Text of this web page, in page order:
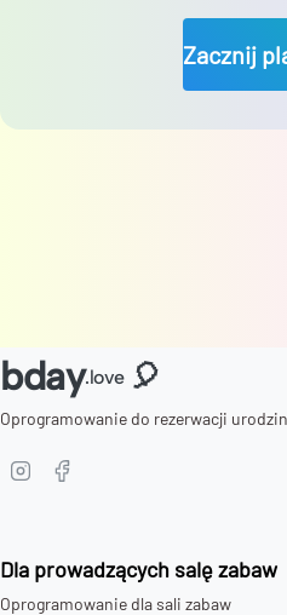
Zacznij
bday.love 🎈
Oprogramowanie do rezerwacji
Dla prowadzących salę zabaw
Oprogramowanie dla sali zabaw